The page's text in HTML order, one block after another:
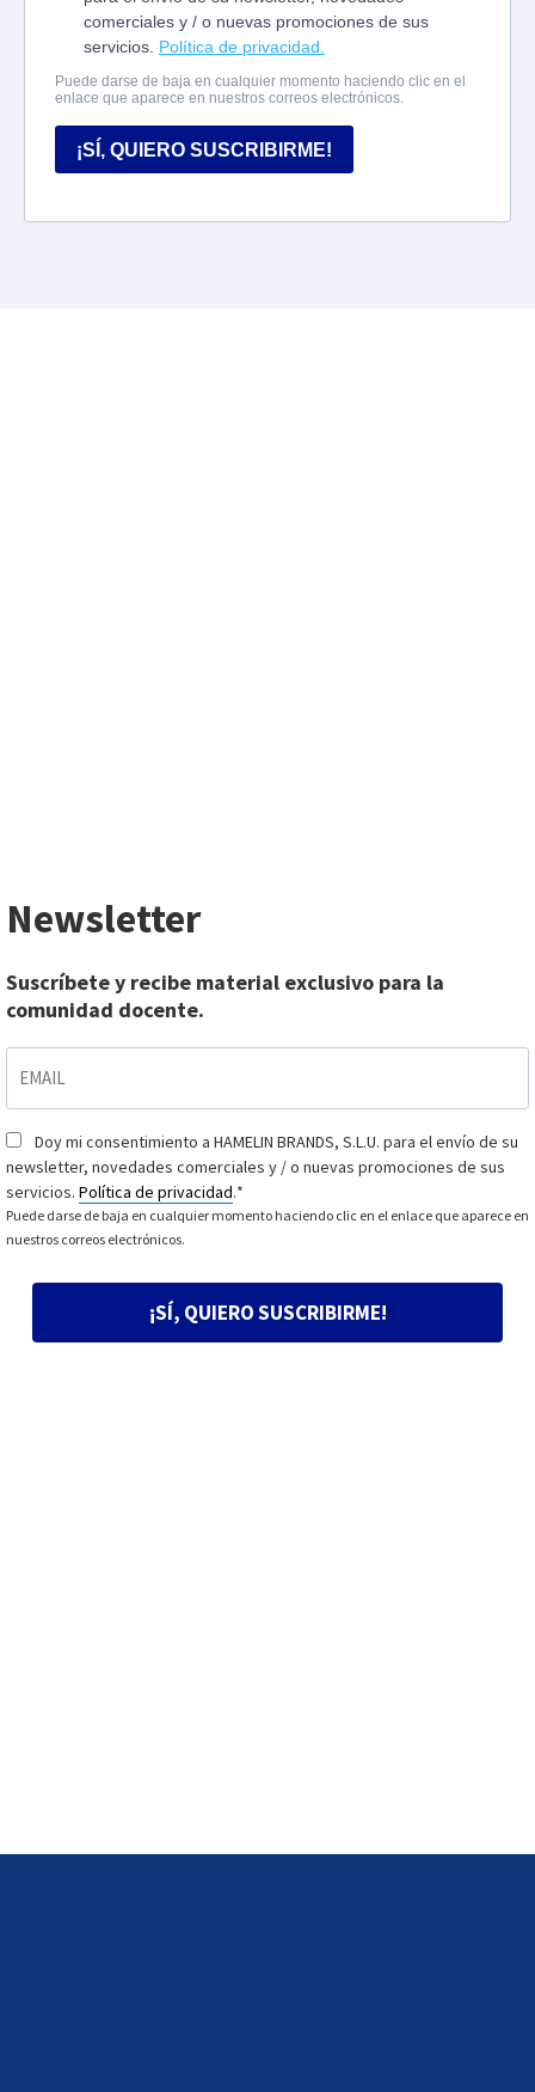
Newsletter
Suscríbete y recibe material exclusivo para la
comunidad docente.
Consentimiento*
Doy mi consentimiento a HAMELIN BRANDS, S.L.U. para el envío de su
newsletter, novedades comerciales y / o nuevas promociones de sus
servicios. Política de privacidad.*
Puede darse de baja en cualquier momento haciendo clic en el enlace que aparece en
nuestros correos electrónicos.